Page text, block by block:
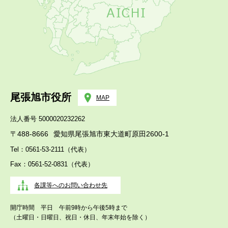
尾張旭市役所 MAP
法人番号 5000020232262
〒488-8666 愛知県尾張旭市東大道町原田2600-1
Tel：0561-53-2111（代表）
Fax：0561-52-0831（代表）
各課等へのお問い合わせ先
開庁時間 平日 午前9時から午後5時まで
（土曜日・日曜日、祝日・休日、年末年始を除く）